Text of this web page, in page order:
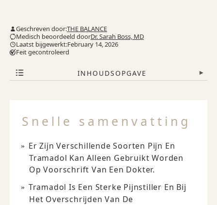
Geschreven door:THE BALANCE
Medisch beoordeeld doorDr. Sarah Boss, MD
Laatst bijgewerkt:February 14, 2026
Feit gecontroleerd
INHOUDSOPGAVE ▾
Snelle samenvatting
Er Zijn Verschillende Soorten Pijn En
Tramadol Kan Alleen Gebruikt Worden
Op Voorschrift Van Een Dokter.
Tramadol Is Een Sterke Pijnstiller En Bij
Het Overschrijden Van De